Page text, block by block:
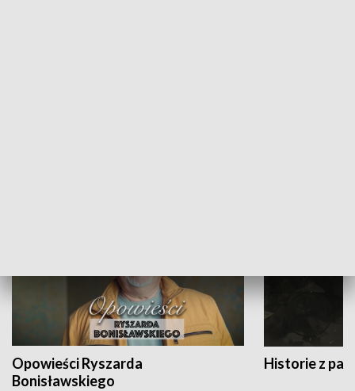
Opowieści Ryszarda
Bonisławskiego
Historie z